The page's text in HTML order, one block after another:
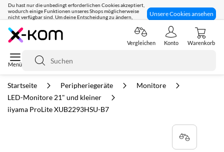
Du hast nur die unbedingt erforderlichen Cookies akzeptiert,
wodurch einige Funktionen unseres Shops möglicherweise
nicht verfügbar sind. Um deine Entscheidung zu ändern,
Unsere Cookies ansehen
Seit 8 Jahren für dich da!
Suche
Vergleichen Konto Warenkorb
Startseite Peripheriegeräte
Monitore
LED-Monitore 21" und kleiner
iiyama ProLite XUB2293HSU-B7